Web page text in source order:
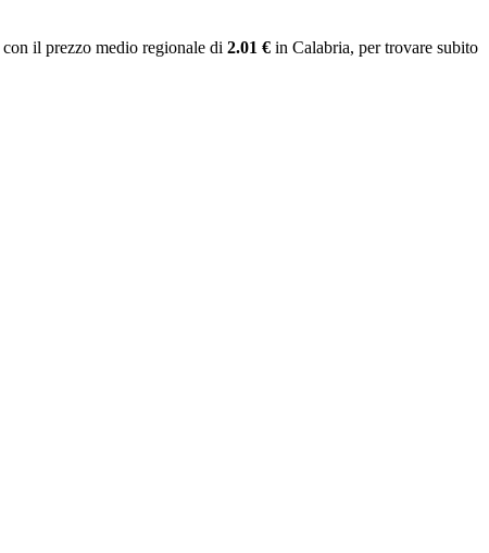
con il prezzo medio regionale di 2.01 € in Calabria, per trovare subito